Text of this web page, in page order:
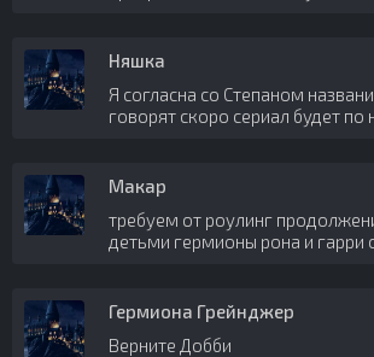
Няшка
Я согласна со Степаном
говорят скоро сериал будет по
Макар
требуем от роулинг
детьми гермионы рона и гарри
Гермиона Грейнджер
Верните Добби